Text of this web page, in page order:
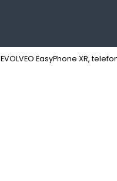
EVOLVEO EasyPhone XR,